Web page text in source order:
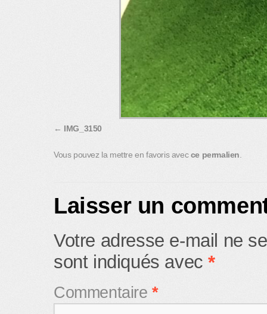
IMG_3150
Vous pouvez la mettre en favoris avecce permalien
Laisser un
Votre adresse e-mail ne
sont indiqués avec*
Commentaire*